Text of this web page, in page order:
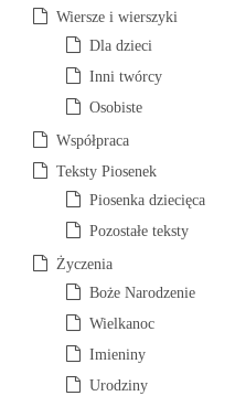
i
Wiersze i wierszyki
Dla dzieci
Inni twórcy
Osobiste
Współpraca
Teksty Piosenek
Piosenka dziecięca
Pozostałe teksty
Życzenia
Boże Narodzenie
Wielkanoc
Imieniny
Urodziny